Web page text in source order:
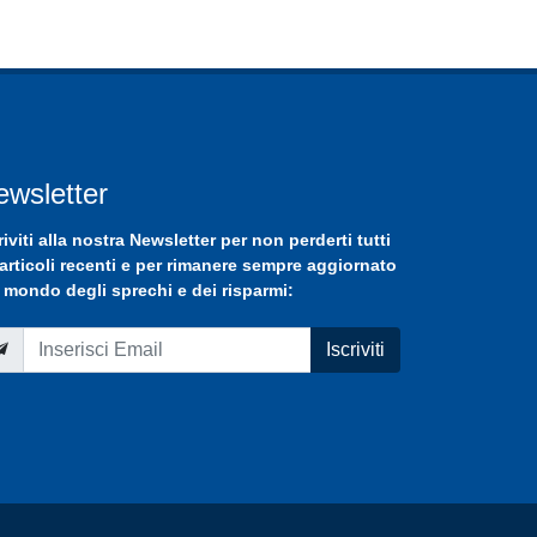
alla nostra Newsletterper non perderti tutti
recenti e per rimanere sempre aggiornato
degli sprechi e dei risparmi:
Iscriviti